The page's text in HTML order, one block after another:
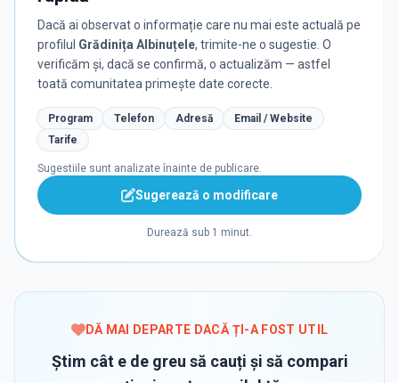
Dacă ai observat o informație care nu mai este actuală pe
profilul Grădinița Albinuțele, trimite-ne o sugestie. O
verificăm și, dacă se confirmă, o actualizăm — astfel
toată comunitatea primește date corecte.
Program Telefon Adresă
Email / Website
Tarife
Sugestiile sunt analizate înainte de publicare.
Sugerează o modificare
Durează sub 1 minut.
DĂ MAI DEPARTE DACĂ ȚI-A FOST UTIL
Știm cât e de greu să cauți și să compari